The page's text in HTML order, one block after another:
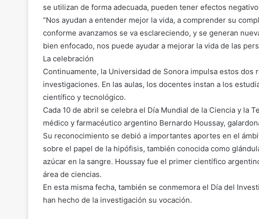
se utilizan de forma adecuada, pueden tener efectos
“Nos ayudan a entender mejor la vida, a comprender su
conforme avanzamos se va esclareciendo, y se generan
bien enfocado, nos puede ayudar a mejorar la vida de las
La celebración
Continuamente, la Universidad de Sonora impulsa estos dos
investigaciones. En las aulas, los docentes instan a los
científico y tecnológico.
Cada 10 de abril se celebra el Día Mundial de la Ciencia y la
médico y farmacéutico argentino Bernardo Houssay,
Su reconocimiento se debió a importantes aportes en el
sobre el papel de la hipófisis, también conocida como
azúcar en la sangre. Houssay fue el primer científico
área de ciencias.
En esta misma fecha, también se conmemora el Día del
han hecho de la investigación su vocación.